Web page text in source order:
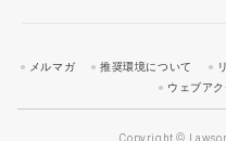
メルマガ 推奨環境について
ウェブア
Copyright ©